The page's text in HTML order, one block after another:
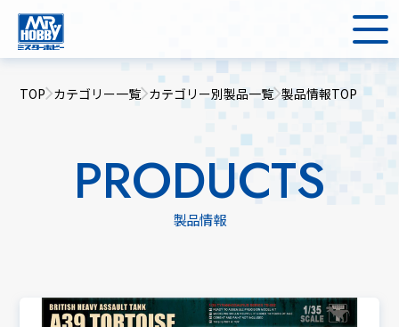
TOP カテゴリー一覧 カテゴリー別製品一覧 製品情報TOP
PRODUCTS
製品情報